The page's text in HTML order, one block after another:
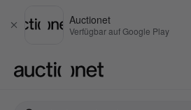
Schließen
Auctionet
Verfügbar auf Google Play